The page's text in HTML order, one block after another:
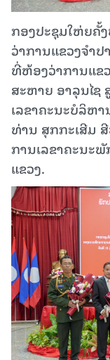
ກອງປະຊຸມໃຫ່ຍຄັ້
ວ່າການແຂວງຈຳ
ທີ່ຫ້ອງວ່າການແຂ
ສະຫາຍ ອາລຸນໄ
ເລຂາຄະນະບໍລິຫ
ທ່ານ ສຸກກະເສີມ
ການເລຂາຄະນະ
ແຂວງ.